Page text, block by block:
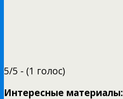
5/5 - (1 голос)
Интересные материалы: